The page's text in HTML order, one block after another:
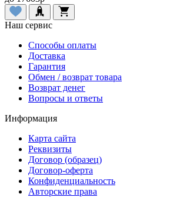
Наш сервис
Способы оплаты
Доставка
Гарантия
Обмен / возврат товара
Возврат денег
Вопросы и ответы
Информация
Карта сайта
Реквизиты
Договор (образец)
Договор-оферта
Конфиденциальность
Авторские права